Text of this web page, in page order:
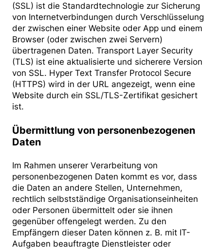
(SSL) ist die Standardtechnologie zur Sicherung
von Internetverbindungen durch Verschlüsselung
der zwischen einer Website oder App und einem
Browser (oder zwischen zwei Servern)
übertragenen Daten. Transport Layer Security
(TLS) ist eine aktualisierte und sicherere Version
von SSL. Hyper Text Transfer Protocol Secure
(HTTPS) wird in der URL angezeigt, wenn eine
Website durch ein SSL/TLS-Zertifikat gesichert
ist.
Übermittlung von personenbezogenen
Daten
Im Rahmen unserer Verarbeitung von
personenbezogenen Daten kommt es vor, dass
die Daten an andere Stellen, Unternehmen,
rechtlich selbstständige Organisationseinheiten
oder Personen übermittelt oder sie ihnen
gegenüber offengelegt werden. Zu den
Empfängern dieser Daten können z. B. mit IT-
Aufgaben beauftragte Dienstleister oder